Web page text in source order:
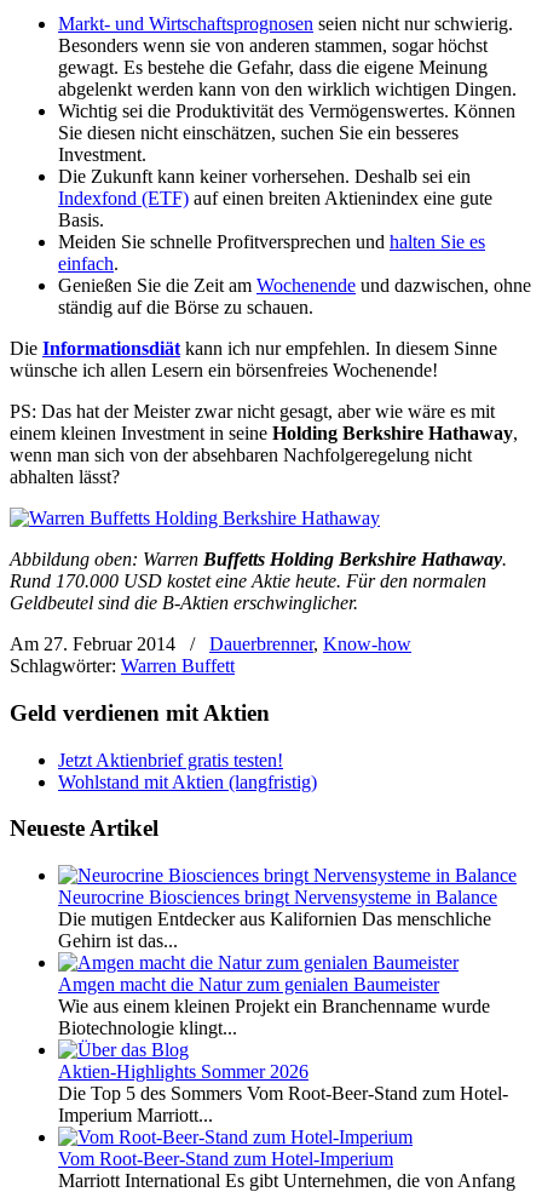
Markt- und Wirtschaftsprognosen seien nicht nur schwierig.
Besonders wenn sie von anderen stammen, sogar höchst
gewagt. Es bestehe die Gefahr, dass die eigene Meinung
abgelenkt werden kann von den wirklich wichtigen Dingen.
Wichtig sei die Produktivität des Vermögenswertes. Können
Sie diesen nicht einschätzen, suchen Sie ein besseres
Investment.
Die Zukunft kann keiner vorhersehen. Deshalb sei ein
Indexfond (ETF) auf einen breiten Aktienindex eine gute
Basis.
Meiden Sie schnelle Profitversprechen und halten Sie es
einfach.
Genießen Sie die Zeit am Wochenende und dazwischen, ohne
ständig auf die Börse zu schauen.
Die Informationsdiät kann ich nur empfehlen. In diesem Sinne
wünsche ich allen Lesern ein börsenfreies Wochenende!
PS: Das hat der Meister zwar nicht gesagt, aber wie wäre es mit
einem kleinen Investment in seine Holding Berkshire Hathaway,
wenn man sich von der absehbaren Nachfolgeregelung nicht
abhalten lässt?
Abbildung oben: Warren Buffetts Holding Berkshire Hathaway.
Rund 170.000 USD kostet eine Aktie heute. Für den normalen
Geldbeutel sind die B-Aktien erschwinglicher.
Am 27. Februar 2014
/ Dauerbrenner, Know-how
Schlagwörter: Warren Buffett
Geld verdienen mit Aktien
Jetzt Aktienbrief gratis testen!
Wohlstand mit Aktien (langfristig)
Neueste Artikel
Neurocrine Biosciences bringt Nervensysteme in Balance
Die mutigen Entdecker aus Kalifornien Das menschliche
Gehirn ist das...
Amgen macht die Natur zum genialen Baumeister
Wie aus einem kleinen Projekt ein Branchenname wurde
Biotechnologie klingt...
Aktien-Highlights Sommer 2026
Die Top 5 des Sommers Vom Root-Beer-Stand zum Hotel-
Imperium Marriott...
Vom Root-Beer-Stand zum Hotel-Imperium
Marriott International Es gibt Unternehmen, die von Anfang